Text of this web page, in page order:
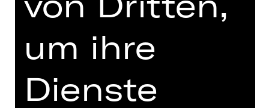
Termine und Besetzung
Beschreibung
um ihre
Dienste